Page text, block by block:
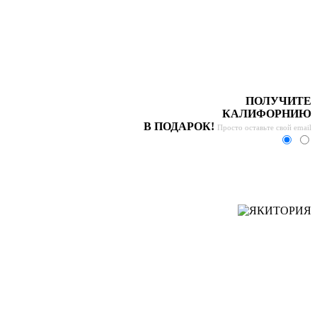
ПОЛУЧИТЕ
КАЛИФОРНИЮ
В ПОДАРОК! Просто оставьте свой email